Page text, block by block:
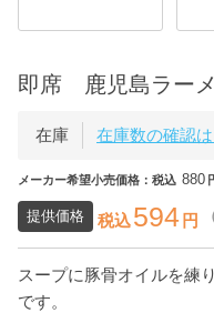
即席 鹿児島ラー
在庫 在庫数の確認
メーカー希望小売価格：税込 880
提供価格 税込594 円
スープに豚骨オイルを練
です。